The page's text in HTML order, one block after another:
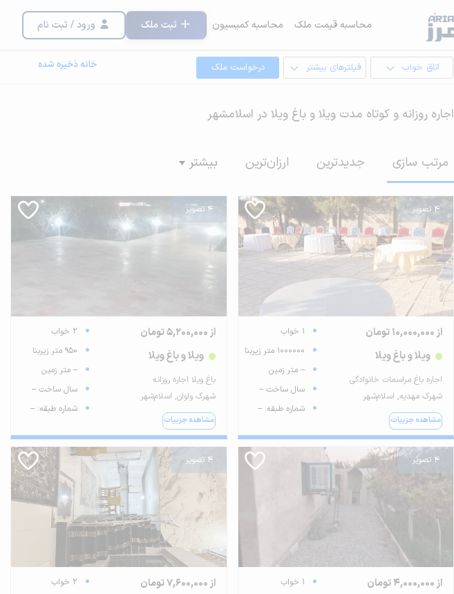
محاسبه قیمت ملک محاسبه کمیسیون ثبت ملک ورود / ثبت نام
اتاق خواب فیلترهای بیشتر درخواست ملک خانه ذخیره شده
اجاره روزانه و کوتاه مدت ویلا و باغ ویلا در اسلامشهر
مرتب سازی جدیدترین ارزان‌ترین بیشتر
4 تصویر
از 10,000,000 تومان
ویلا و باغ ویلا
اجاره باغ مراسمات خانوادگی
شهرک مهدیه, اسلام‌شهر
مشاهده جزییات
1 خواب
1000000 متر زیربنا
-- متر زمین
سال ساخت --
شماره طبقه: --
4 تصویر
از 5,200,000 تومان
ویلا و باغ ویلا
باغ ویلا اجاره روزانه
شهرک واوان, اسلام‌شهر
مشاهده جزییات
2 خواب
950 متر زیربنا
-- متر زمین
سال ساخت --
شماره طبقه: --
4 تصویر
از 4,000,000 تومان
1 خواب
4 تصویر
از 7,600,000 تومان
2 خواب